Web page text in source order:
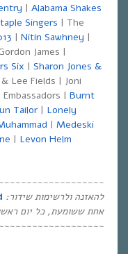
| Alabama Shakes
Singers | The
| Nitin Sawhney |
James |
Six | Sharon Jones &
Lee Fields | Joni
| Burnt
Tailor | Lonely
| Medeski
| Levon Helm
להאזנה ולרשימות שידור:
אחת ששומעת,כל יום